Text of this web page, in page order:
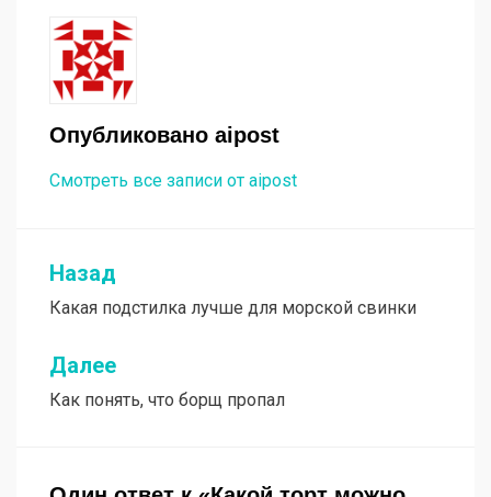
Опубликовано aipost
Смотреть все записи от aipost
Навигация
по
записям
Назад
Какая подстилка лучше для морской свинки
Далее
Как понять, что борщ пропал